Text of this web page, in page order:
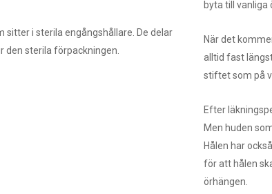
sitter i sterila engångshållare. De delar
den sterila förpackningen.
byta till vanliga
När det
alltid fast
stiftet som på
Efter
Men huden
Hålen har
för att hålen
örhängen.